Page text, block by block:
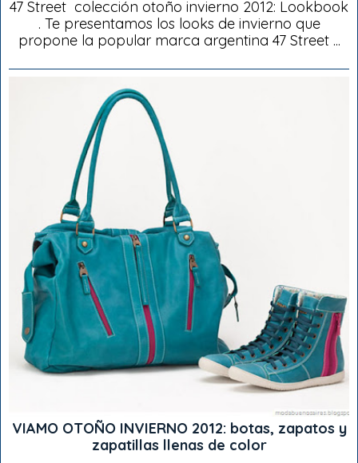
47 Street colección otoño invierno 2012: Lookbook
. Te presentamos los looks de invierno que
propone la popular marca argentina 47 Street ...
VIAMO OTOÑO INVIERNO 2012: botas, zapatos y
zapatillas llenas de color